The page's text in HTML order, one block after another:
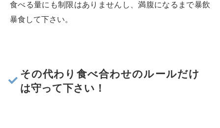
食べる量にも制限はありませんし、満腹になるまで暴飲
暴食して下さい。
その代わり食べ合わせのルールだけ
は守って下さい！